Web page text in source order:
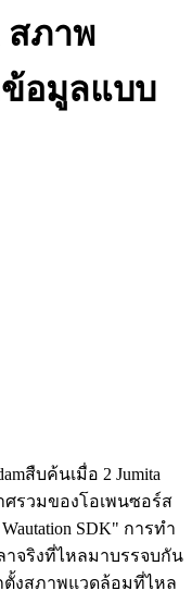
สภาพ
อมูลแบบ
สืบค้นเมื่อ 2 Jumita
าศรวมของโอเพนซอร์ส
SDK" การทํา
าจริงที่ไหลมาบรรจบกัน
งสภาพแวดล้อมที่ไหล